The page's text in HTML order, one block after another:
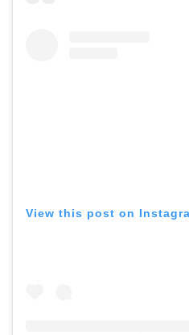
View this post on